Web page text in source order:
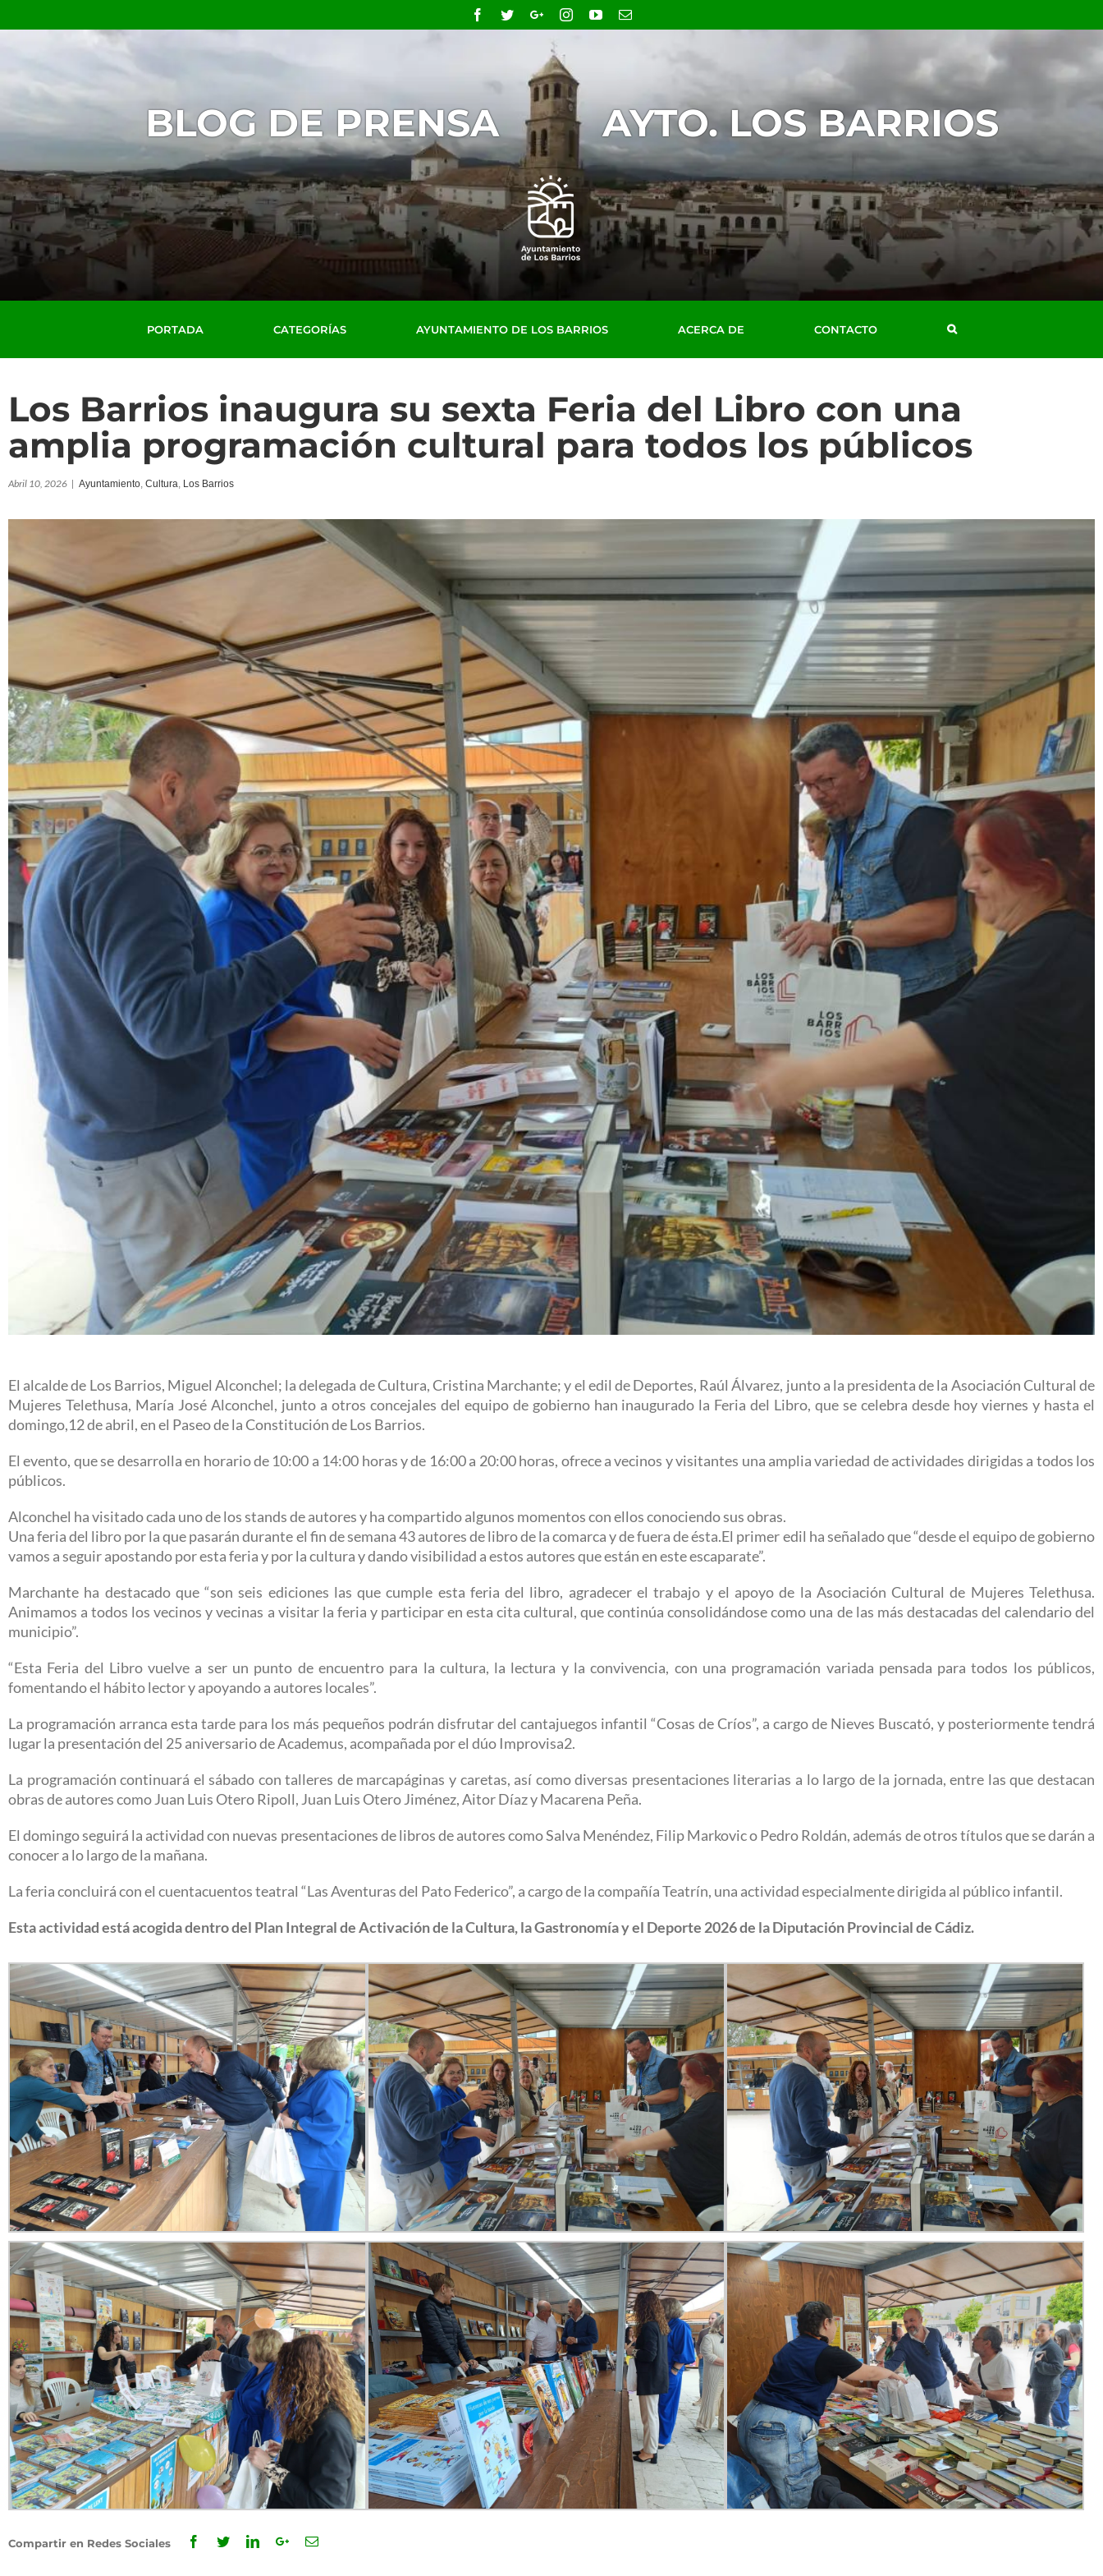
Facebook
TwitterGoogle+InstagramYouTubeEmail
BLOG DE PRENSA AYTO. LOS BARRIOS
PORTADA CATEGORÍAS AYUNTAMIENTO DE LOS BARRIOS ACERCA DE CONTACTO
Los Barrios inaugura su sexta Feria del Libro con una
amplia programación cultural para todos los públicos
Abril 10, 2026 | Ayuntamiento, Cultura, Los Barrios
El alcalde de Los Barrios, Miguel Alconchel; la delegada de Cultura, Cristina Marchante; y el edil de Deportes, Raúl Álvarez, junto a la presidenta de la Asociación Cultural de
Mujeres Telethusa, María José Alconchel, junto a otros concejales del equipo de gobierno han inaugurado la Feria del Libro, que se celebra desde hoy viernes y hasta el
domingo,12 de abril, en el Paseo de la Constitución de Los Barrios.
El evento, que se desarrolla en horario de 10:00 a 14:00 horas y de 16:00 a 20:00 horas, ofrece a vecinos y visitantes una amplia variedad de actividades dirigidas a todos los
públicos.
Alconchel ha visitado cada uno de los stands de autores y ha compartido algunos momentos con ellos conociendo sus obras.
Una feria del libro por la que pasarán durante el fin de semana 43 autores de libro de la comarca y de fuera de ésta.El primer edil ha señalado que “desde el equipo de gobierno
vamos a seguir apostando por esta feria y por la cultura y dando visibilidad a estos autores que están en este escaparate”.
Marchante ha destacado que “son seis ediciones las que cumple esta feria del libro, agradecer el trabajo y el apoyo de la Asociación Cultural de Mujeres Telethusa.
Animamos a todos los vecinos y vecinas a visitar la feria y participar en esta cita cultural, que continúa consolidándose como una de las más destacadas del calendario del
municipio”.
“Esta Feria del Libro vuelve a ser un punto de encuentro para la cultura, la lectura y la convivencia, con una programación variada pensada para todos los públicos,
fomentando el hábito lector y apoyando a autores locales”.
La programación arranca esta tarde para los más pequeños podrán disfrutar del cantajuegos infantil “Cosas de Críos”, a cargo de Nieves Buscató, y posteriormente tendrá
lugar la presentación del 25 aniversario de Academus, acompañada por el dúo Improvisa2.
La programación continuará el sábado con talleres de marcapáginas y caretas, así como diversas presentaciones literarias a lo largo de la jornada, entre las que destacan
obras de autores como Juan Luis Otero Ripoll, Juan Luis Otero Jiménez, Aitor Díaz y Macarena Peña.
El domingo seguirá la actividad con nuevas presentaciones de libros de autores como Salva Menéndez, Filip Markovic o Pedro Roldán, además de otros títulos que se darán a
conocer a lo largo de la mañana.
La feria concluirá con el cuentacuentos teatral “Las Aventuras del Pato Federico”, a cargo de la compañía Teatrín, una actividad especialmente dirigida al público infantil.
Esta actividad está acogida dentro del Plan Integral de Activación de la Cultura, la Gastronomía y el Deporte 2026 de la Diputación Provincial de Cádiz.
Compartir en Redes Sociales Facebook
TwitterLinkedinGoogle+Email